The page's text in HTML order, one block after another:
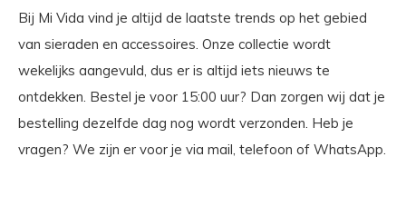
Bij Mi Vida vind je altijd de laatste trends op het gebied
van sieraden en accessoires. Onze collectie wordt
wekelijks aangevuld, dus er is altijd iets nieuws te
ontdekken. Bestel je voor 15:00 uur? Dan zorgen wij dat je
bestelling dezelfde dag nog wordt verzonden. Heb je
vragen? We zijn er voor je via mail, telefoon of WhatsApp.